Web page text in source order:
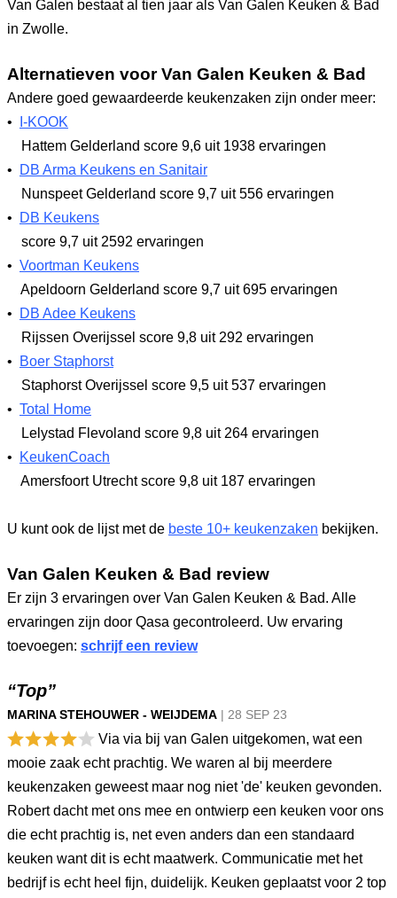
Van Galen bestaat al tien jaar als Van Galen Keuken & Bad
in Zwolle.
Alternatieven voor Van Galen Keuken & Bad
Andere goed gewaardeerde keukenzaken zijn onder meer:
•
I-KOOK
Hattem Gelderland score 9,6 uit 1938 ervaringen
•
DB Arma Keukens en Sanitair
Nunspeet Gelderland score 9,7 uit 556 ervaringen
•
DB Keukens
score 9,7 uit 2592 ervaringen
• Voortman Keukens
Apeldoorn Gelderland score 9,7 uit 695 ervaringen
•
DB Adee Keukens
Rijssen Overijssel score 9,8 uit 292 ervaringen
•
Boer Staphorst
Staphorst Overijssel score 9,5 uit 537 ervaringen
• Total Home
Lelystad Flevoland score 9,8 uit 264 ervaringen
•
KeukenCoach
Amersfoort Utrechtscore 9,8 uit 187 ervaringen
U kunt ook de lijst met de beste 10+ keukenzaken bekijken.
Van Galen Keuken & Bad review
Er zijn 3 ervaringen over Van Galen Keuken & Bad. Alle
ervaringen zijn door Qasa gecontroleerd. Uw ervaring
toevoegen: schrijf een review
“Top”
MARINA STEHOUWER - WEIJDEMA | 28 SEP 23
Via via bij van Galen uitgekomen, wat een
mooie zaak echt prachtig. We waren al bij meerdere
keukenzaken geweest maar nog niet 'de' keuken gevonden.
Robert dacht met ons mee en ontwierp een keuken voor ons
die echt prachtig is, net even anders dan een standaard
keuken want dit is echt maatwerk. Communicatie met het
bedrijf is echt heel fijn, duidelijk. Keuken geplaatst voor 2 top